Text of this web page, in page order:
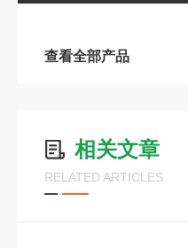
查看全部产品
相关文章
RELATED ARTICLES